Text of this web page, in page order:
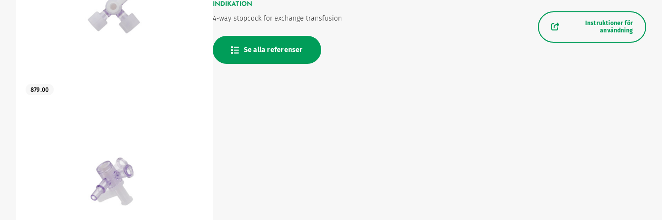
879.00
INDIKATION
4-way stopcock for exchange transfusion
Se alla referenser
Instruktioner för
användning